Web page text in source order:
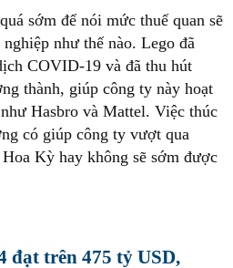
sớm để nói mức thuế quan sẽ
như thế nào. Lego đã
COVID-19 và đã thu hút
thành, giúp công ty này hoạt
Hasbro và Mattel. Việc thúc
có giúp công ty vượt qua
Kỳ hay không sẽ sớm được
đạt trên 475 tỷ USD,